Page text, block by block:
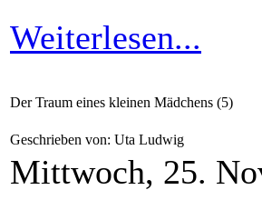
Weiterlesen...
Der Traum eines kleinen Mädchens (5)
Geschrieben von: Uta Ludwig
Mittwoch, 25.